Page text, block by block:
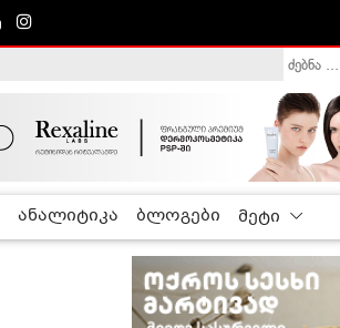
ანალიტიკა ბლოგები მეტი